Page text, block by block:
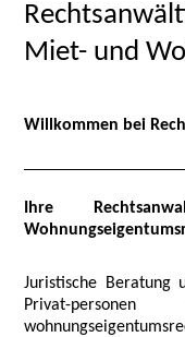
Miet- und
Willkommen bei
Ihre
Juristische Beratung
Privat-